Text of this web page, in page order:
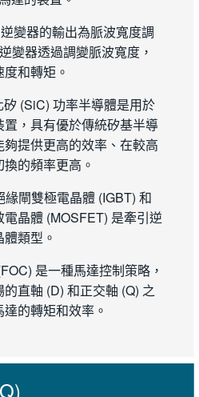
逆變器的輸出為脈波寬度調
變器透過調變脈波寬度，
和轉矩。
矽 (SiC) 功率半導體是用於
，具有優於傳統矽基半導
提供更高的效率、在較高
的頻率更高。
緣閘雙極電晶體 (IGBT) 和
晶體 (MOSFET) 是牽引逆
類型。
是一種馬達控制策略，
直軸 (D) 和正交軸 (Q) 之
的轉矩和效率。